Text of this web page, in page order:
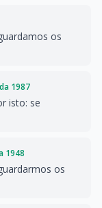
os
1987
isto: se
1948
os